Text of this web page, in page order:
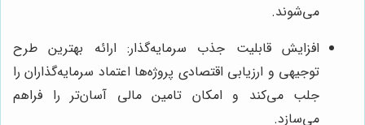
می‌شوند.
افزایش قابلیت جذب سرمایه‌گذار: ارائه بهترین طرح
توجیهی و ارزیابی اقتصادی پروژه‌ها اعتماد سرمایه‌گذاران را
جلب می‌کند و امکان تامین مالی آسان‌تر را فراهم
می‌سازد.